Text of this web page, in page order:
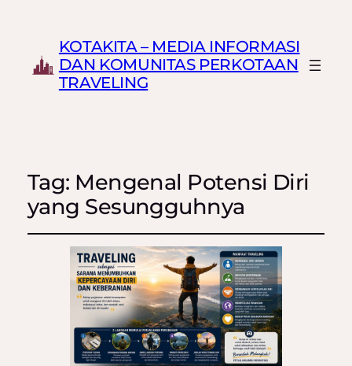
KOTAKITA – MEDIA INFORMASI
DAN KOMUNITAS PERKOTAAN
TRAVELING
Tag: Mengenal Potensi Diri
yang Sesungguhnya